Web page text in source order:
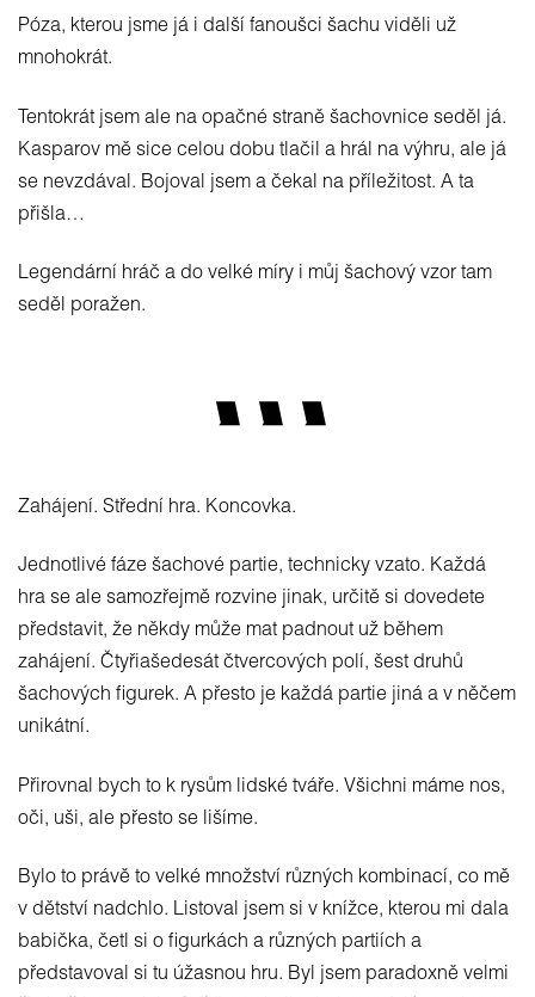
Póza, kterou jsme já i další fanoušci šachu viděli už
mnohokrát.
Tentokrát jsem ale na opačné straně šachovnice seděl já.
Kasparov mě sice celou dobu tlačil a hrál na výhru, ale já
se nevzdával. Bojoval jsem a čekal na příležitost. A ta
přišla…
Legendární hráč a do velké míry i můj šachový vzor tam
seděl poražen.
Zahájení. Střední hra. Koncovka.
Jednotlivé fáze šachové partie, technicky vzato. Každá
hra se ale samozřejmě rozvine jinak, určitě si dovedete
představit, že někdy může mat padnout už během
zahájení. Čtyřiašedesát čtvercových polí, šest druhů
šachových figurek. A přesto je každá partie jiná a v něčem
unikátní.
Přirovnal bych to k rysům lidské tváře. Všichni máme nos,
oči, uši, ale přesto se lišíme.
Bylo to právě to velké množství různých kombinací, co mě
v dětství nadchlo. Listoval jsem si v knížce, kterou mi dala
babička, četl si o figurkách a různých partiích a
představoval si tu úžasnou hru. Byl jsem paradoxně velmi